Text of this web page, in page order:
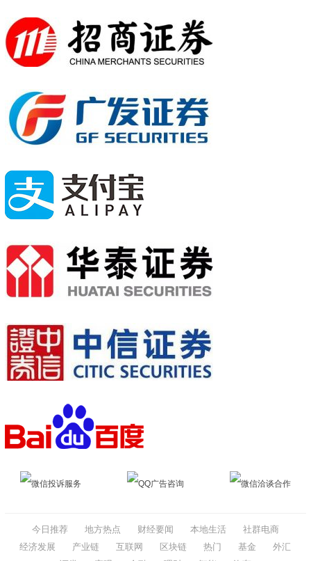
微信投诉服务 QQ广告咨询 微信洽谈合作
今日推荐 地方热点 财经要闻 本地生活
社群电商
经济发展
产业链 互联网 区块链 热门 基金
外汇